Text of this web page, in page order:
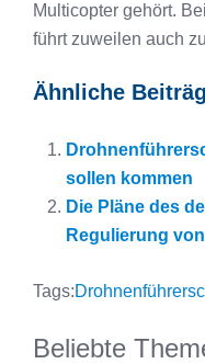
Multicopter gehört.
führt zuweilen auch
Ähnliche
sollen kommen
Die Pläne des
Regulierung
Tags:
Beliebte